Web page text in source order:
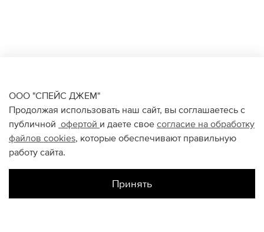
ООО "СПЕЙС ДЖЕМ"
Продолжая использовать наш сайт, вы соглашаетесь с
публичной офертой и даете свое согласие на обработку
файлов cookies, которые обеспечивают правильную
работу сайта.
Принять